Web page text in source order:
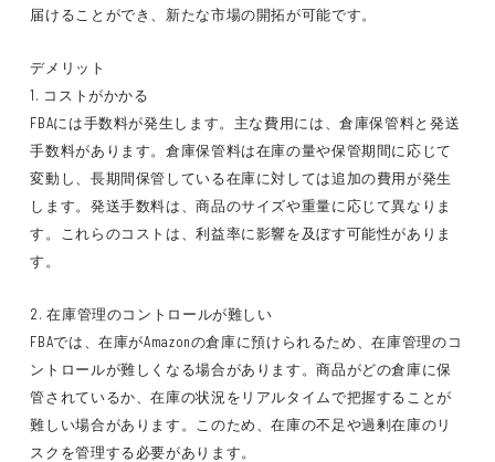
届けることができ、新たな市場の開拓が可能です。
デメリット
1. コストがかかる
FBAには手数料が発生します。主な費用には、倉庫保管料と発送
手数料があります。倉庫保管料は在庫の量や保管期間に応じて
変動し、長期間保管している在庫に対しては追加の費用が発生
します。発送手数料は、商品のサイズや重量に応じて異なりま
す。これらのコストは、利益率に影響を及ぼす可能性がありま
す。
2. 在庫管理のコントロールが難しい
FBAでは、在庫がAmazonの倉庫に預けられるため、在庫管理のコ
ントロールが難しくなる場合があります。商品がどの倉庫に保
管されているか、在庫の状況をリアルタイムで把握することが
難しい場合があります。このため、在庫の不足や過剰在庫のリ
スクを管理する必要があります。